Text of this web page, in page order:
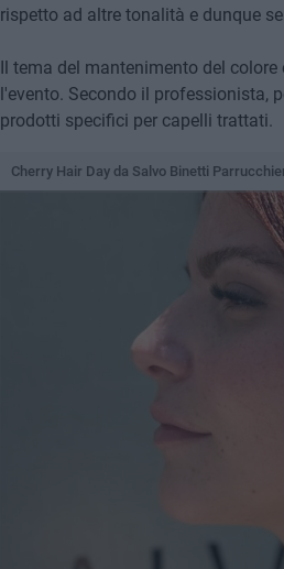
rispetto ad altre tonalità e dunque
Il tema del mantenimento del
l'evento. Secondo il professionista,
prodotti specifici per capelli trattati.
Cherry Hair Day da Salvo Binetti